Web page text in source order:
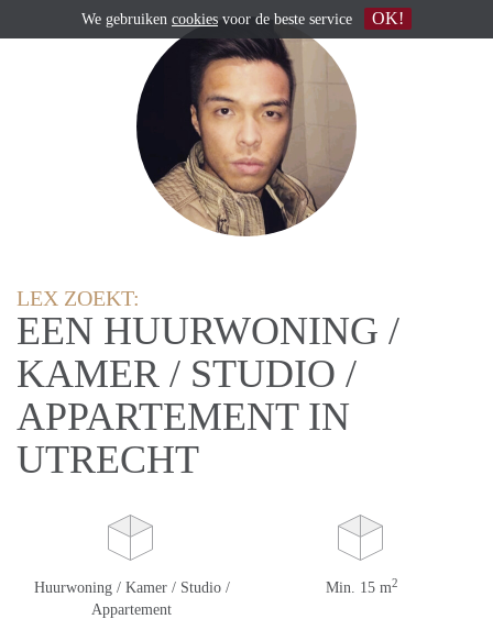
LEX ZOEKT:
EEN HUURWONING /
KAMER / STUDIO /
APPARTEMENT IN
UTRECHT
Huurwoning / Kamer / Studio /
Appartement
Min. 15 m2
We gebruiken cookies voor de beste service OK!